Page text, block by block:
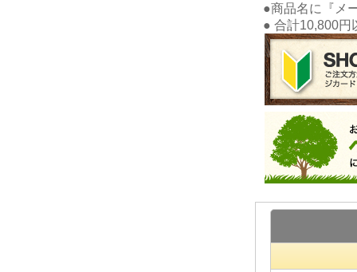
●商品名に『メ
● 合計10,800円